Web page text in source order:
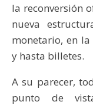
la reconversión
nueva
monetario, en
y hasta billetes.
A su parecer,
punto de